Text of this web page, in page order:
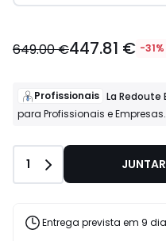
€
de
649.00
31%
desconto
649.00 €447.81 € -31%
Profissionais La Redoute
para Profissionais e Empresas.
Quantidade
1
Entrega prevista em 9